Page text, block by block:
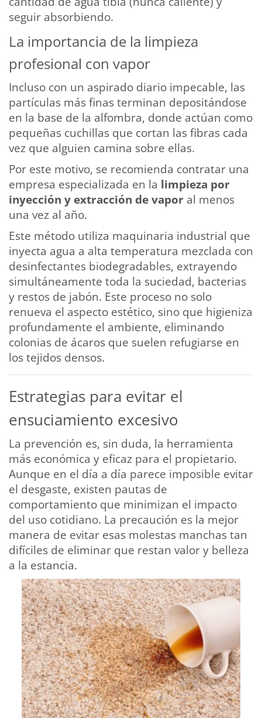
seguir absorbiendo.
La importancia de la limpieza
profesional con vapor
Incluso con un aspirado diario impecable, las
partículas más finas terminan depositándose
en la base de la alfombra, donde actúan como
pequeñas cuchillas que cortan las fibras cada
vez que alguien camina sobre ellas.
Por este motivo, se recomienda contratar una
empresa especializada en la limpieza por
inyección y extracción de vapor al menos
una vez al año.
Este método utiliza maquinaria industrial que
inyecta agua a alta temperatura mezclada con
desinfectantes biodegradables, extrayendo
simultáneamente toda la suciedad, bacterias
y restos de jabón. Este proceso no solo
renueva el aspecto estético, sino que higieniza
profundamente el ambiente, eliminando
colonias de ácaros que suelen refugiarse en
los tejidos densos.
Estrategias para evitar el
ensuciamiento excesivo
La prevención es, sin duda, la herramienta
más económica y eficaz para el propietario.
Aunque en el día a día parece imposible evitar
el desgaste, existen pautas de
comportamiento que minimizan el impacto
del uso cotidiano. La precaución es la mejor
manera de evitar esas molestas manchas tan
difíciles de eliminar que restan valor y belleza
a la estancia.